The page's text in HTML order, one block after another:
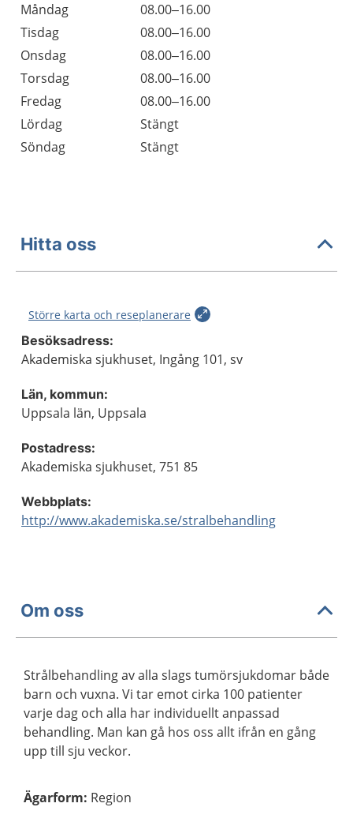
Dag
Öppettider
Kommentarer
Måndag
08.00–16.00
Tisdag
08.00–16.00
Onsdag
08.00–16.00
Torsdag
08.00–16.00
Fredag
08.00–16.00
Lördag
Stängt
Söndag
Stängt
Hitta oss
Större karta och reseplanerare
Besöksadress:
Akademiska sjukhuset, Ingång 101, sv
Län, kommun:
Uppsala län, Uppsala
Postadress:
Akademiska sjukhuset, 751 85
Webbplats:
http://www.akademiska.se/stralbehandling
Om oss
Strålbehandling av alla slags tumörsjukdomar både
barn och vuxna. Vi tar emot cirka 100 patienter
varje dag och alla har individuellt anpassad
behandling. Man kan gå hos oss allt ifrån en gång
upp till sju veckor.
Ägarform: Region